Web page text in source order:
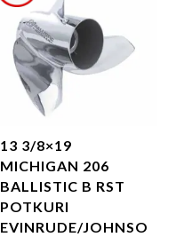
13 3/8×19
MICHIGAN 206
BALLISTIC B RST
POTKURI
EVINRUDE/JOHNSO